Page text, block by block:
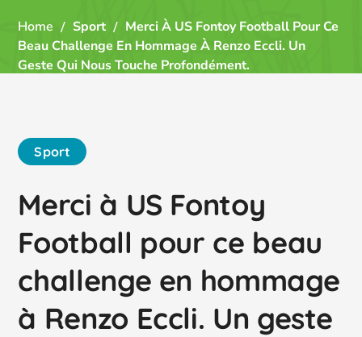
Home Sport
Merci À US Fontoy Football Pour Ce
Beau Challenge En Hommage À Renzo Eccli. Un
Geste Qui Nous Touche Profondément.
Sport
Merci à US Fontoy
Football pour ce beau
challenge en hommage
à Renzo Eccli. Un geste